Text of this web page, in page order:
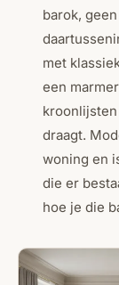
barok,
met
een
draagt.
woning en
die er
hoe je die